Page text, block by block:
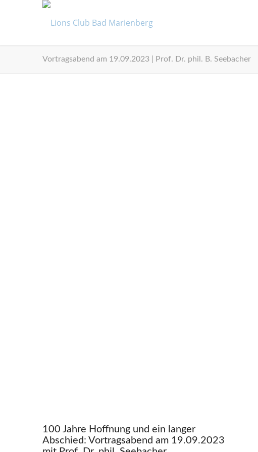
Vortragsabend am 19.09.2023 | Prof. Dr. phil. B. Seebacher
100 Jahre Hoffnung und ein langer
Abschied: Vortragsabend am 19.09.2023